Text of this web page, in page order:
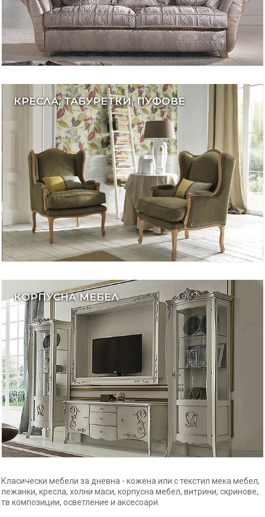
КРЕСЛА, ТАБУРЕТКИ, ПУФОВЕ
КОРПУСНА МЕБЕЛ
Класически мебели за дневна - кожена или с текстил мека мебел,
лежанки, кресла, холни маси, корпусна мебел, витрини, скринове,
тв композиции, осветление и аксесоари.